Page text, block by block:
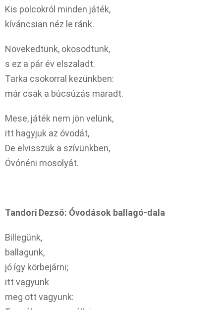
Kis polcokról minden játék,
kíváncsian néz le ránk.
Növekedtünk, okosodtunk,
s ez a pár év elszaladt.
Tarka csokorral kezünkben:
már csak a búcsúzás maradt.
Mese, játék nem jön velünk,
itt hagyjuk az óvodát,
De elvisszük a szívünkben,
Óvónéni mosolyát.
Tandori Dezső: Óvodások ballagó-dala
Billegünk,
ballagunk,
jó így körbejárni;
itt vagyunk
meg ott vagyunk: